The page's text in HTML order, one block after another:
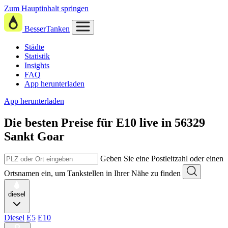
Zum Hauptinhalt springen
BesserTanken
Städte
Statistik
Insights
FAQ
App herunterladen
App herunterladen
Die besten Preise für E10 live in 56329
Sankt Goar
Geben Sie eine Postleitzahl oder einen
Ortsnamen ein, um Tankstellen in Ihrer Nähe zu finden
diesel
Diesel E5 E10